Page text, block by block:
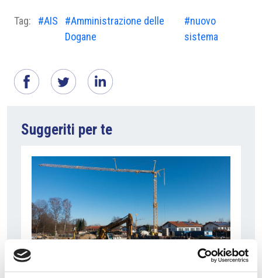
Tag: #AIS
#Amministrazione delle
Dogane
#nuovo
sistema
Suggeriti per te